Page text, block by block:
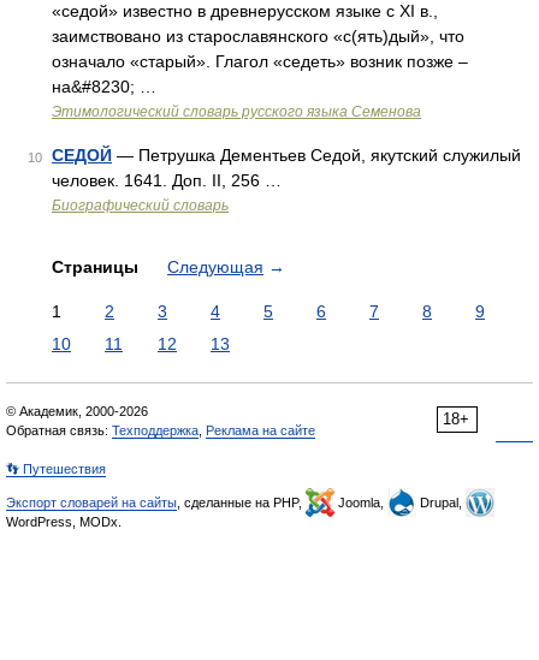
«седой» известно в древнерусском языке с XI в.,
заимствовано из старославянского «с(ять)дый», что
означало «старый». Глагол «седеть» возник позже –
на&#8230; …
Этимологический словарь русского языка Семенова
10 СЕДОЙ — Петрушка Дементьев Седой, якутский служилый
человек. 1641. Доп. II, 256 …
Биографический словарь
Страницы Следующая →
1 2 3 4 5 6 7 8
9
10
11 12 13
18+
© Академик, 2000-2026
Обратная связь: Техподдержка Реклама на сайте
👣 Путешествия
Экспорт словарей на сайты , сделанные на PHP, Joomla,
Drupal,
WordPress, MODx.